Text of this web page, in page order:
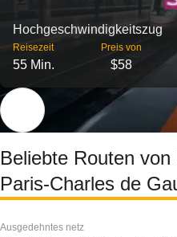
Hochgeschwindigkeitszug
Reisezeit
55 Min.
Preis von
$58
Beliebte Routen
Paris-Charles de
Ausgedehntes netz